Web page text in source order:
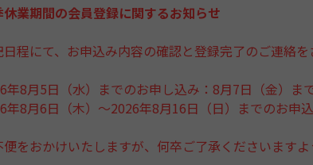
休業期間の会員登録に関するお知らせ
日程にて、お申込み内容の確認と登録完了のご連絡を
年8月5日（水）までのお申し込み：8月7日（金）ま
年8月6日（木）～2026年8月16日（日）までのお申
便をおかけいたしますが、何卒ご了承くださいますよ